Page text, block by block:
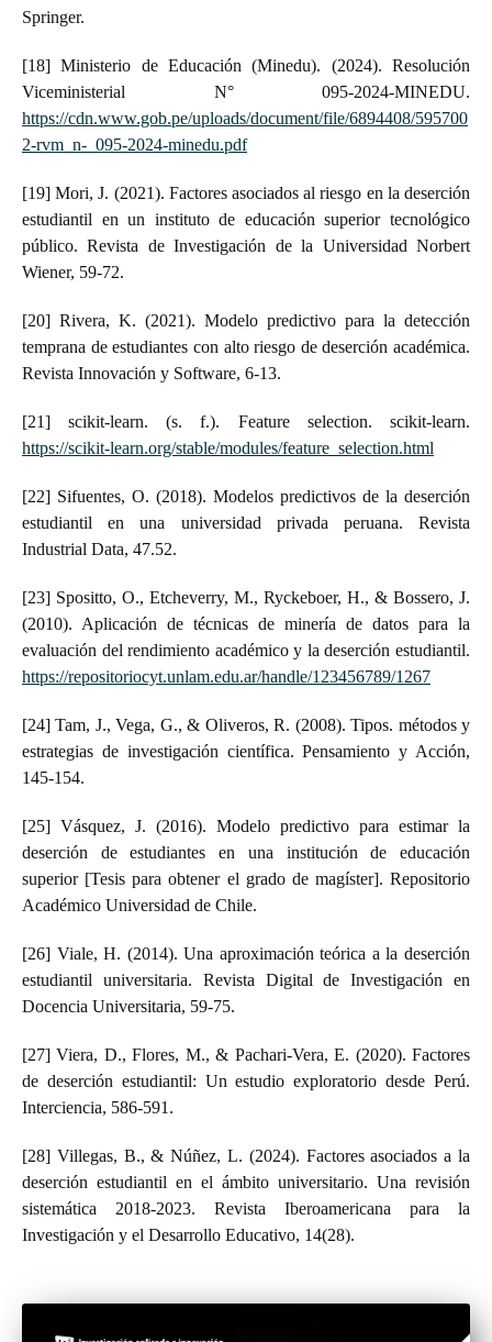
Springer.
[18] Ministerio de Educación (Minedu). (2024). Resolución
Viceministerial N° 095-2024-MINEDU.
https://cdn.www.gob.pe/uploads/document/file/6894408/595700
2-rvm_n-_095-2024-minedu.pdf
[19] Mori, J. (2021). Factores asociados al riesgo en la deserción
estudiantil en un instituto de educación superior tecnológico
público. Revista de Investigación de la Universidad Norbert
Wiener, 59-72.
[20] Rivera, K. (2021). Modelo predictivo para la detección
temprana de estudiantes con alto riesgo de deserción académica.
Revista Innovación y Software, 6-13.
[21] scikit-learn. (s. f.). Feature selection. scikit-learn.
https://scikit-learn.org/stable/modules/feature_selection.html
[22] Sifuentes, O. (2018). Modelos predictivos de la deserción
estudiantil en una universidad privada peruana. Revista
Industrial Data, 47.52.
[23] Spositto, O., Etcheverry, M., Ryckeboer, H., & Bossero, J.
(2010). Aplicación de técnicas de minería de datos para la
evaluación del rendimiento académico y la deserción estudiantil.
https://repositoriocyt.unlam.edu.ar/handle/123456789/1267
[24] Tam, J., Vega, G., & Oliveros, R. (2008). Tipos. métodos y
estrategias de investigación científica. Pensamiento y Acción,
145-154.
[25] Vásquez, J. (2016). Modelo predictivo para estimar la
deserción de estudiantes en una institución de educación
superior [Tesis para obtener el grado de magíster]. Repositorio
Académico Universidad de Chile.
[26] Viale, H. (2014). Una aproximación teórica a la deserción
estudiantil universitaria. Revista Digital de Investigación en
Docencia Universitaria, 59-75.
[27] Viera, D., Flores, M., & Pachari-Vera, E. (2020). Factores
de deserción estudiantil: Un estudio exploratorio desde Perú.
Interciencia, 586-591.
[28] Villegas, B., & Núñez, L. (2024). Factores asociados a la
deserción estudiantil en el ámbito universitario. Una revisión
sistemática 2018-2023. Revista Iberoamericana para la
Investigación y el Desarrollo Educativo, 14(28).